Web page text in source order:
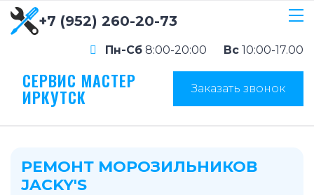
+7 (952) 260-20-73
Пн-Сб 8:00-20:00 Вс 10:00-17.00
СЕРВИС МАСТЕР
ИРКУТСК Заказать звонок
РЕМОНТ МОРОЗИЛЬНИКОВ
JACKY'S